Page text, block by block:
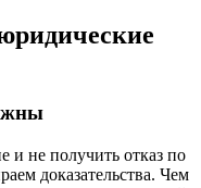
и не получить отказ по
доказательства. Чем